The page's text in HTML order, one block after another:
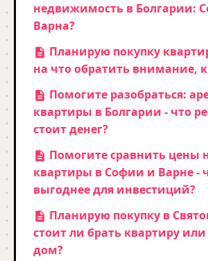
недвижимость в Болгарии:
Варна?
Планирую покупку
на что обратить внимание,
Помогите разобраться:
квартиры в Болгарии - что
стоит денег?
Помогите сравнить цены
квартиры в Софии и Варне -
выгоднее для инвестиций?
Планирую покупку в
стоит ли брать квартиру
дом?